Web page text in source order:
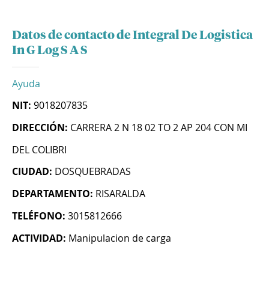
Datos de contacto de Integral De Logistica
In G Log S A S
Ayuda
NIT: 9018207835
DIRECCIÓN: CARRERA 2 N 18 02 TO 2 AP 204 CON MI
DEL COLIBRI
CIUDAD: DOSQUEBRADAS
DEPARTAMENTO: RISARALDA
TELÉFONO: 3015812666
ACTIVIDAD: Manipulacion de carga